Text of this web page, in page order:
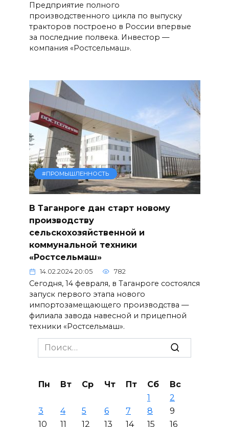
Предприятие полного
производственного цикла по выпуску
тракторов построено в России впервые
за последние полвека. Инвестор —
компания «Ростсельмаш».
#ПРОМЫШЛЕННОСТЬ
В Таганроге дан старт новому
производству
сельскохозяйственной и
коммунальной техники
«Ростсельмаш»
14.02.2024 20:05 782
Сегодня, 14 февраля, в Таганроге состоялся
запуск первого этапа нового
импортозамещающего производства —
филиала завода навесной и прицепной
техники «Ростсельмаш».
Search
for:
Пн Вт Ср Чт Пт Сб
Вс
1
2
3
4 5 6 7 8
9
10
11 12 13 14 15
16